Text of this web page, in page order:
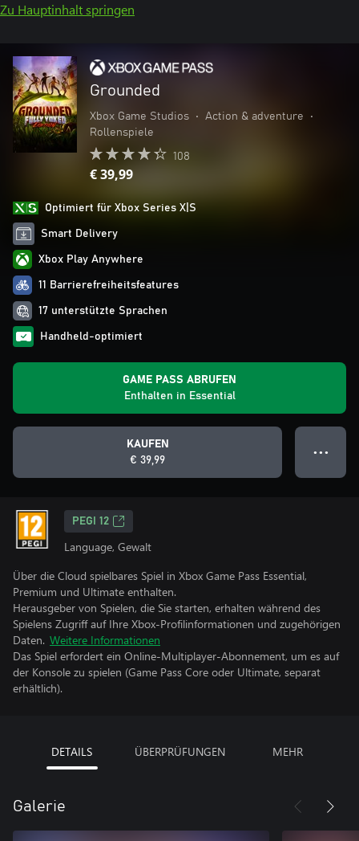
Zu Hauptinhalt springen
Grounded
Xbox Game Studios • Action & adventure
•
Rollenspiele
108
€ 39,99
Optimiert für Xbox Series X|S
Smart Delivery
Xbox Play Anywhere
11 Barrierefreiheitsfeatures
17 unterstützte Sprachen
Handheld-optimiert
GAME PASS ABRUFEN
Enthalten in Essential
KAUFEN
€ 39,99
● ● ●
PEGI 12
Language, Gewalt
Über die Cloud spielbares Spiel in Xbox Game Pass Essential,
Premium und Ultimate enthalten.
Herausgeber von Spielen, die Sie starten, erhalten während des
Spielens Zugriff auf Ihre Xbox-Profilinformationen und zugehörigen
Daten. Weitere Informationen
Das Spiel erfordert ein Online-Multiplayer-Abonnement, um es auf
der Konsole zu spielen (Game Pass Core oder Ultimate, separat
erhältlich).
DETAILS ÜBERPRÜFUNGEN MEHR
Galerie